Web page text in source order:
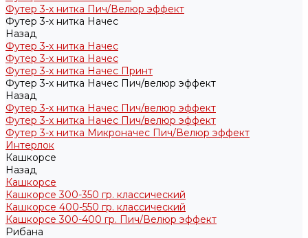
Футер 3-х нитка Пич/Велюр эффект
Футер 3-х нитка Начес
Назад
Футер 3-х нитка Начес
Футер 3-х нитка Начес
Футер 3-х нитка Начес Принт
Футер 3-х нитка Начес Пич/велюр эффект
Назад
Футер 3-х нитка Начес Пич/велюр эффект
Футер 3-х нитка Начес Пич/велюр эффект
Футер 3-х нитка Микроначес Пич/Велюр эффект
Интерлок
Кашкорсе
Назад
Кашкорсе
Кашкорсе 300-350 гр. классический
Кашкорсе 400-550 гр. классический
Кашкорсе 300-400 гр. Пич/Велюр эффект
Рибана